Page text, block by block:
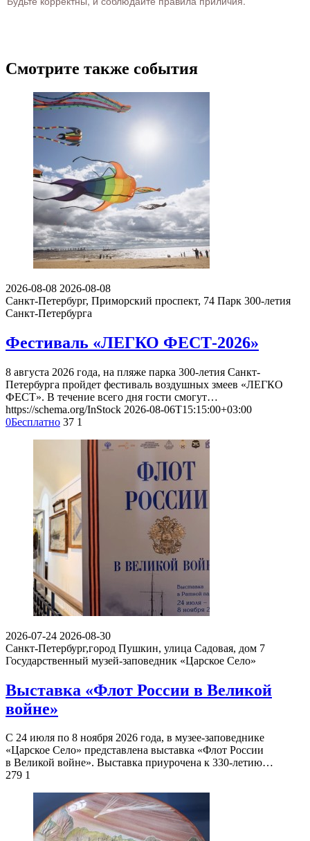
Смотрите также события
2026-08-08 2026-08-08
Санкт-Петербург, Приморский проспект, 74 Парк 300-летия
Санкт-Петербурга
Фестиваль «ЛЕГКО ФЕСТ-2026»
8 августа 2026 года, на пляже парка 300-летия Санкт-
Петербурга пройдет фестиваль воздушных змеев «ЛЕГКО
ФЕСТ». В течение всего дня гости смогут…
https://schema.org/InStock 2026-08-06T15:15:00+03:00
0Бесплатно 37 1
2026-07-24 2026-08-30
Санкт-Петербург,город Пушкин, улица Садовая, дом 7
Государственный музей-заповедник «Царское Село»
Выставка «Флот России в Великой
войне»
С 24 июля по 8 ноября 2026 года, в музее-заповеднике
«Царское Село» представлена выставка «Флот России
в Великой войне». Выставка приурочена к 330-летию…
279 1